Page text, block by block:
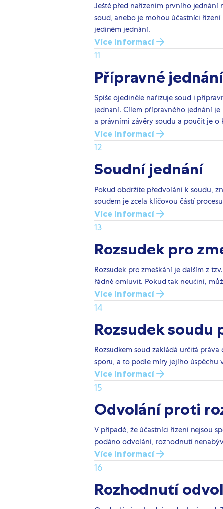
Ještě před nařízením prvního jednání
soud, anebo je mohou účastníci
jediném jednání.
Více informací
11
Přípravné
Spíše ojediněle nařizuje soud i
jednání. Cílem přípravného jednání
a právními závěry soudu a poučit je
Více informací
12
Soudní jednání
Pokud obdržíte předvolání k soudu,
soudem je zcela klíčovou částí
Více informací
13
Rozsudek pro
Rozsudek pro zmeškání je dalším z
řádně omluvit. Pokud tak neučiní,
Více informací
14
Rozsudek
Rozsudkem soud zakládá určitá
sporu, a to podle míry jejího úspěchu
Více informací
15
Odvolání proti
V případě, že účastníci řízení nejsou
podáno odvolání, rozhodnutí
Více informací
16
Rozhodnutí